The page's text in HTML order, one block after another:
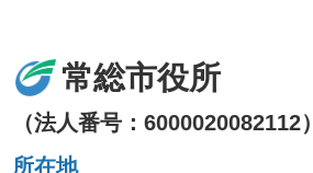
常総市役所
（法人番号：6000020082112）
所在地